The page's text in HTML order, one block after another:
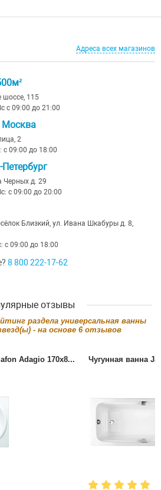
Адреса всех магазинов
шоссе, 115
с 09:00 до 21:00
Москва
2
с 09:00 до 18:00
Черных д. 29
с 09:00 до 20:00
Близкий, ул. Ивана Шкабуры д. 8,
с 09:00 до 18:00
8 800 222-17-62
отзывы
раздела универсальная ванны
- на основе 6отзывов
Adagio 170x8... Чугунная ванна